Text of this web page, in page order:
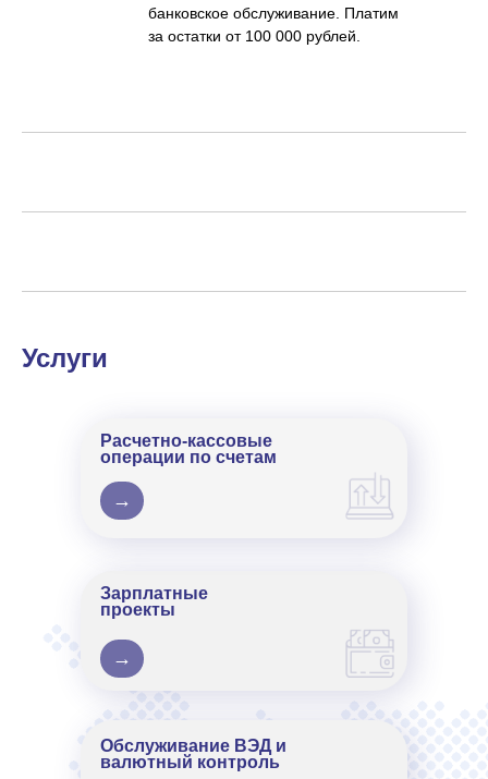
банковское обслуживание. Платим
за остатки от 100 000 рублей.
Услуги
Расчетно-кассовые
операции по счетам
→
→
Зарплатные
проекты
Обслуживание ВЭД и
валютный контроль